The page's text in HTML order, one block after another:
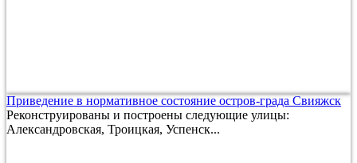
Приведение в нормативное состояние остров-града Свияжск
Реконструированы и построены следующие улицы:
Александровская, Троицкая, Успенск...